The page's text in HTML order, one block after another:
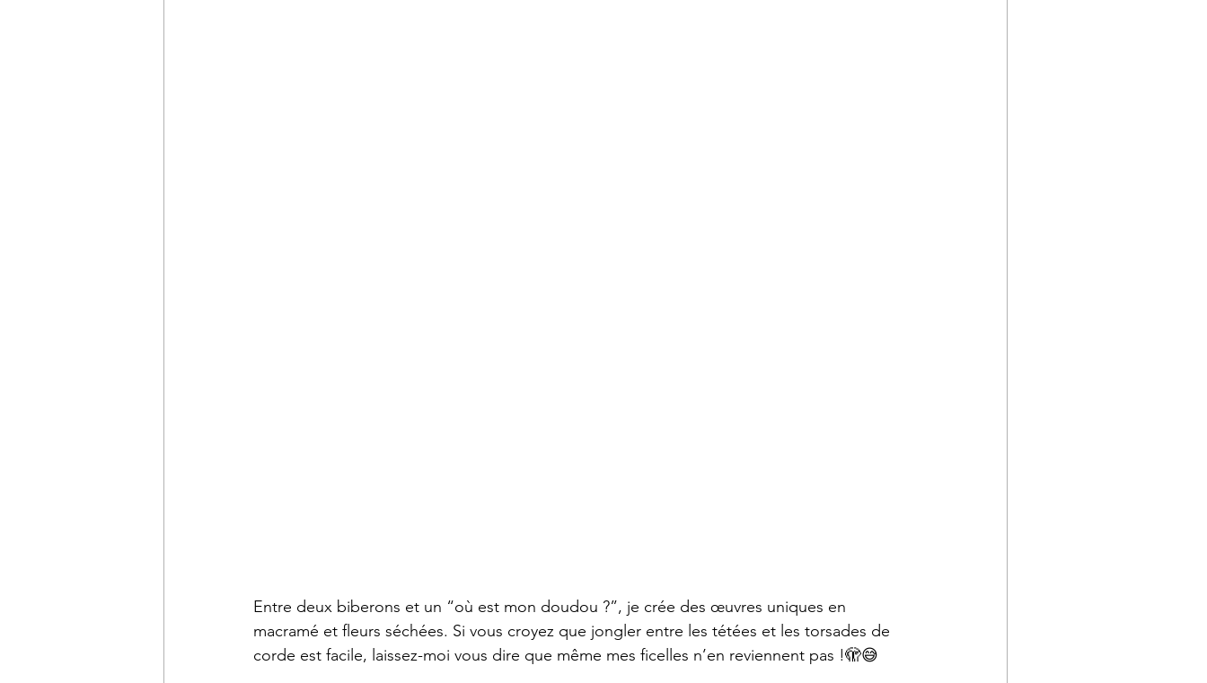
Entre deux biberons et un “où est mon doudou ?”, je crée des œuvres uniques en
macramé et fleurs séchées. Si vous croyez que jongler entre les tétées et les torsades de
corde est facile, laissez-moi vous dire que même mes ficelles n’en reviennent pas !🫣😅